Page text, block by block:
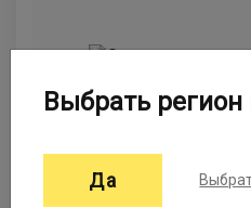
Операционная система
Выбрать регион
Да